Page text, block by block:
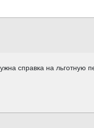
справка на льготную